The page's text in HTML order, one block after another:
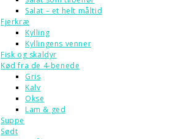
Salat – et helt måltid
Fjerkræ
Kylling
Kyllingens venner
Fisk og skaldyr
Kød fra de 4-benede
Gris
Kalv
Okse
Lam & ged
Suppe
Sødt